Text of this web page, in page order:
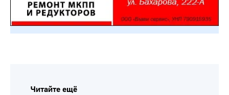
Читайте ещё